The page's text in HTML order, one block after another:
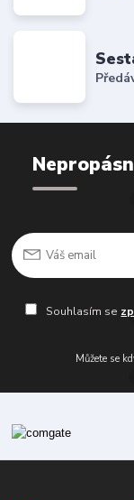
Souhlasím se
Můžete se